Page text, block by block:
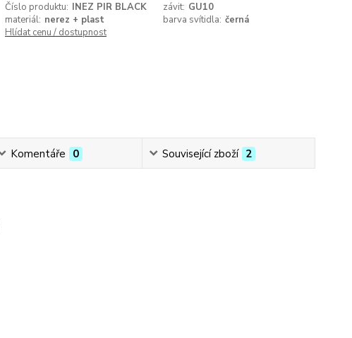
Číslo produktu: INEZ PIR BLACK závit: GU10
materiál: nerez + plast barva svítidla: černá
Hlídat cenu / dostupnost
Komentáře 0 Související zboží 2